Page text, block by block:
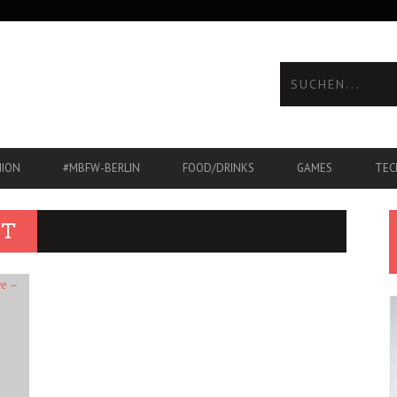
#MBFW-BERLIN FOOD/DRINKS GAMES